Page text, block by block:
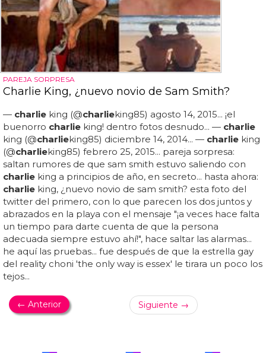
PAREJA SORPRESA
Charlie King, ¿nuevo novio de Sam Smith?
— charlie king (@charlieking85) agosto 14, 2015... ¡el
buenorro charlie king! dentro fotos desnudo... — charlie
king (@charlieking85) diciembre 14, 2014... — charlie king
(@charlieking85) febrero 25, 2015... pareja sorpresa:
saltan rumores de que sam smith estuvo saliendo con
charlie king a principios de año, en secreto... hasta ahora:
charlie king, ¿nuevo novio de sam smith? esta foto del
twitter del primero, con lo que parecen los dos juntos y
abrazados en la playa con el mensaje "¡a veces hace falta
un tiempo para darte cuenta de que la persona
adecuada siempre estuvo ahí!", hace saltar las alarmas...
he aquí las pruebas... fue después de que la estrella gay
del reality choni 'the only way is essex' le tirara un poco los
tejos...
← Anterior Siguiente →